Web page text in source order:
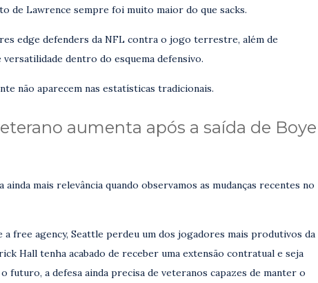
de Lawrence sempre foi muito maior do que sacks.
edge defenders da NFL contra o jogo terrestre, além de
dentro do esquema defensivo.
não aparecem nas estatísticas tradicionais.
aumenta após a saída de Boye
mais relevância quando observamos as mudanças recentes no
a free agency, Seattle perdeu um dos jogadores mais produtivos da
Hall tenha acabado de receber uma extensão contratual e seja
futuro, a defesa ainda precisa de veteranos capazes de manter o